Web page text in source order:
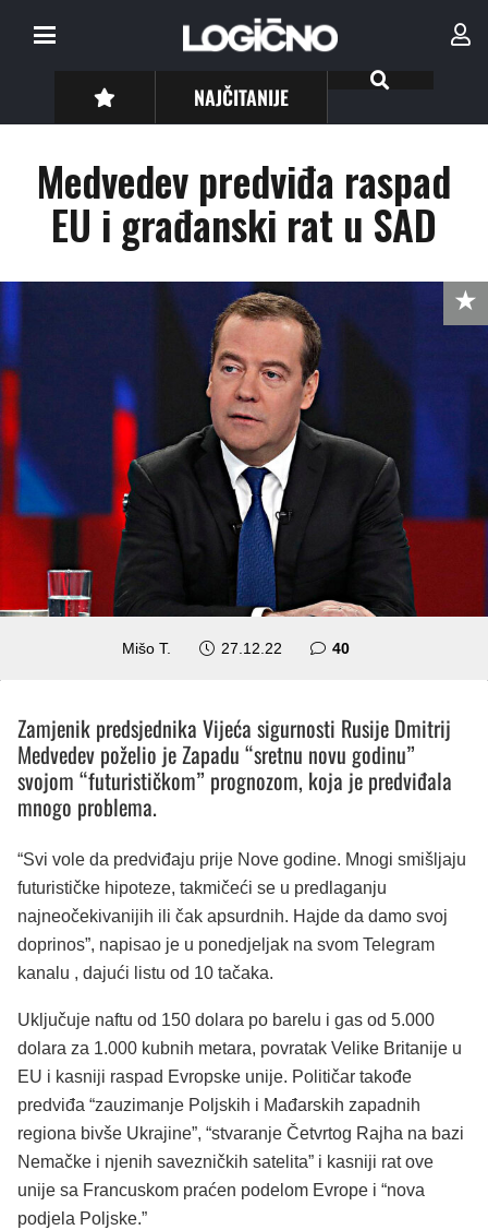
NAJČITANIJE
Medvedev predviđa raspad
EU i građanski rat u SAD
Mišo T. 27.12.22 40komentara
Zamjenik predsjednika Vijeća sigurnosti Rusije Dmitrij
Medvedev poželio je Zapadu “sretnu novu godinu”
svojom “futurističkom” prognozom, koja je predviđala
mnogo problema.
“Svi vole da predviđaju prije Nove godine. Mnogi smišljaju
futurističke hipoteze, takmičeći se u predlaganju
najneočekivanijih ili čak apsurdnih. Hajde da damo svoj
doprinos”, napisao je u ponedjeljak na svom Telegram
kanalu , dajući listu od 10 tačaka.
Uključuje naftu od 150 dolara po barelu i gas od 5.000
dolara za 1.000 kubnih metara, povratak Velike Britanije u
EU i kasniji raspad Evropske unije. Političar takođe
predviđa “zauzimanje Poljskih i Mađarskih zapadnih
regiona bivše Ukrajine”, “stvaranje Četvrtog Rajha na bazi
Nemačke i njenih savezničkih satelita” i kasniji rat ove
unije sa Francuskom praćen podelom Evrope i “nova
podjela Poljske.”